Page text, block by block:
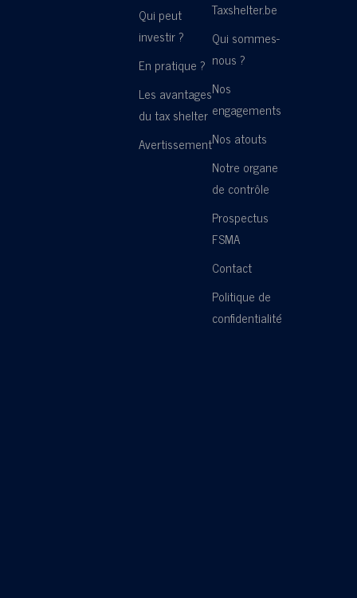
Qui peut
investir ?
En pratique ?
Les avantages
du tax shelter
Avertissement
Taxshelter.be
Qui sommes-
nous ?
Nos
engagements
Nos atouts
Notre organe
de contrôle
Prospectus
FSMA
Contact
Politique de
confidentialité